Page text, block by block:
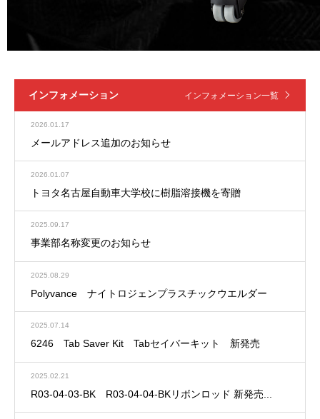
インフォメーション インフォメーション一覧
2026.01.17
メールアドレス追加のお知らせ
2026.01.07
トヨタ名古屋自動車大学校に樹脂溶接機を寄贈
2025.09.17
事業部名称変更のお知らせ
2025.08.29
Polyvance ナイトロジェンプラスチックウエルダー
2025.07.14
6246 Tab Saver Kit Tabセイバーキット 新発売
2025.02.21
R03-04-03-BK R03-04-04-BKリボンロッド 新発売...